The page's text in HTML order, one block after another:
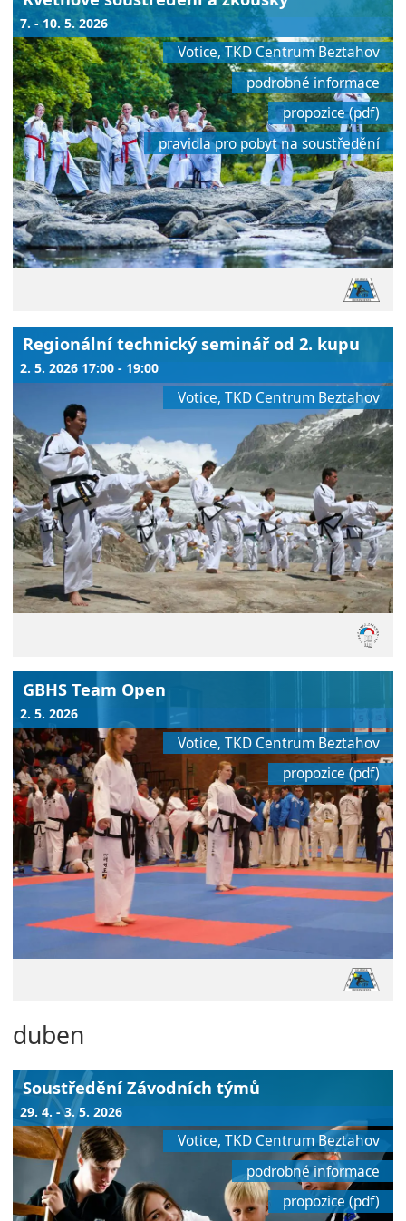
7. - 10. 5. 2026
Votice, TKD Centrum Beztahov
podrobné informace
propozice (pdf)
pravidla pro pobyt na soustředění
Regionální technický seminář od 2. kupu
2. 5. 2026 17:00 - 19:00
Votice, TKD Centrum Beztahov
GBHS Team Open
2. 5. 2026
Votice, TKD Centrum Beztahov
propozice (pdf)
duben
Soustředění Závodních týmů
29. 4. - 3. 5. 2026
Votice, TKD Centrum Beztahov
podrobné informace
propozice (pdf)